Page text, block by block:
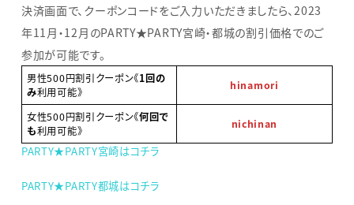
決済画面で、クーポンコードをご入力いただきましたら、2023
年11月・12月のPARTY★PARTY宮崎・都城の割引価格でのご
参加が可能です。
男性500円割引クーポン《1回の
み利用可能》 hinamori
女性500円割引クーポン《何回で
も利用可能》 nichinan
PARTY★PARTY宮崎はコチラ
PARTY★PARTY都城はコチラ